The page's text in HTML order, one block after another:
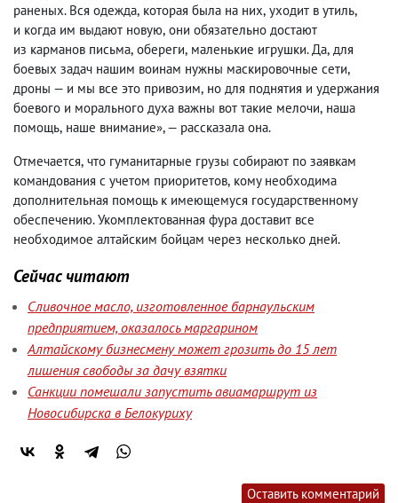
раненых. Вся одежда, которая была на них, уходит в утиль,
и когда им выдают новую, они обязательно достают
из карманов письма, обереги, маленькие игрушки. Да, для
боевых задач нашим воинам нужны маскировочные сети,
дроны — и мы все это привозим, но для поднятия и удержания
боевого и морального духа важны вот такие мелочи, наша
помощь, наше внимание», — рассказала она.
Отмечается, что гуманитарные грузы собирают по заявкам
командования с учетом приоритетов, кому необходима
дополнительная помощь к имеющемуся государственному
обеспечению. Укомплектованная фура доставит все
необходимое алтайским бойцам через несколько дней.
Сейчас читают
Сливочное масло, изготовленное барнаульским
предприятием, оказалось маргарином
Алтайскому бизнесмену может грозить до 15 лет
лишения свободы за дачу взятки
Санкции помешали запустить авиамаршрут из
Новосибирска в Белокуриху
Оставить комментарий